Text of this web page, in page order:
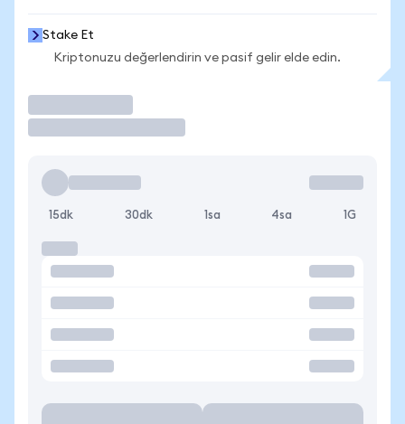
Stake Et
Kriptonuzu değerlendirin ve pasif gelir elde edin.
15dk 30dk 1sa 4sa 1G